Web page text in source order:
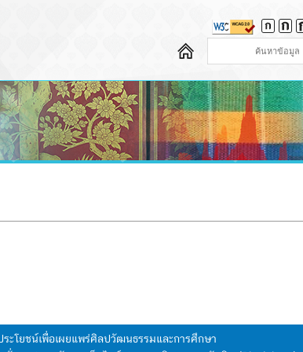
ะโยชน์เพื่อเผยแพร่ศิลปวัฒนธรรมและการศึกษา